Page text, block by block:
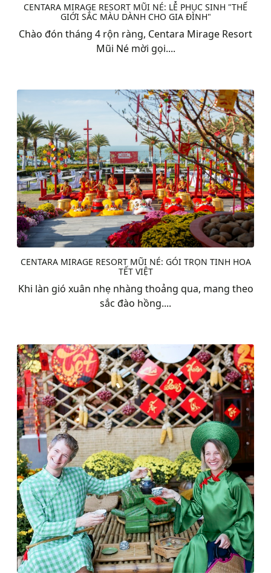
CENTARA MIRAGE RESORT MŨI NÉ: LỄ PHỤC SINH "THẾ
GIỚI SẮC MÀU DÀNH CHO GIA ĐÌNH"
Chào đón tháng 4 rộn ràng, Centara Mirage Resort
Mũi Né mời gọi....
CENTARA MIRAGE RESORT MŨI NÉ: GÓI TRỌN TINH HOA
TẾT VIỆT
Khi làn gió xuân nhẹ nhàng thoảng qua, mang theo
sắc đào hồng....